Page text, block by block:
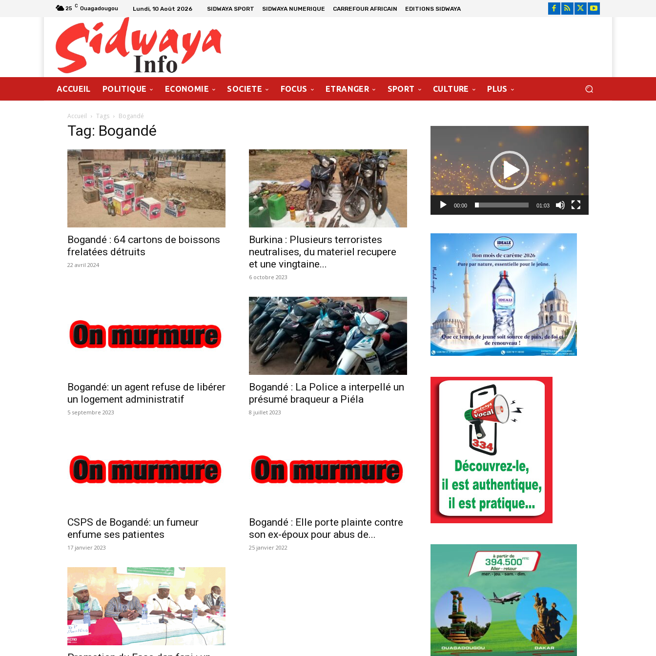
25 C Ouagadougou Lundi, 10 Août 2026 SIDWAYA SPORT SIDWAYA NUMERIQUE CARREFOUR AFRICAIN EDITIONS SIDWAYA
ACCUEIL POLITIQUE ECONOMIE SOCIETE FOCUS ETRANGER SPORT CULTURE PLUS
Accueil Tags Bogandé
Tag: Bogandé
Bogandé : 64 cartons de boissons
frelatées détruits
22 avril 2024
Burkina : Plusieurs terroristes
neutralises, du materiel recupere
et une vingtaine...
6 octobre 2023
Bogandé: un agent refuse de libérer
un logement administratif
5 septembre 2023
Bogandé : La Police a interpellé un
présumé braqueur a Piéla
8 juillet 2023
CSPS de Bogandé: un fumeur
enfume ses patientes
17 janvier 2023
Bogandé : Elle porte plainte contre
son ex-époux pour abus de...
25 janvier 2022
00:00 01:03